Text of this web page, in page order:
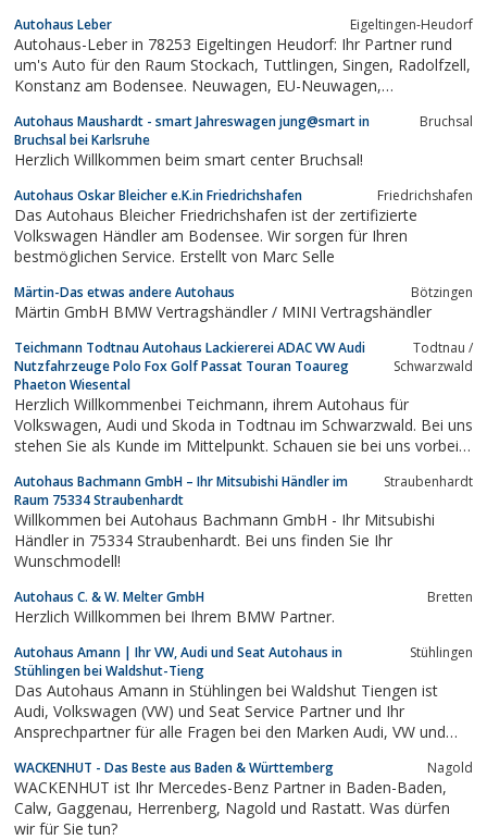
möchten mit uns Kontakt aufnehmen?
Autohaus Leber Eigeltingen-Heudorf
Autohaus-Leber in 78253 Eigeltingen Heudorf: Ihr Partner rund
um's Auto für den Raum Stockach, Tuttlingen, Singen, Radolfzell,
Konstanz am Bodensee. Neuwagen, EU-Neuwagen,
Autohaus Maushardt - smart Jahreswagen jung@smart in
Bruchsal bei Karlsruhe
Bruchsal
Herzlich Willkommen beim smart center Bruchsal!
Autohaus Oskar Bleicher e.K.in Friedrichshafen Friedrichshafen
Das Autohaus Bleicher Friedrichshafen ist der zertifizierte
Volkswagen Händler am Bodensee. Wir sorgen für Ihren
bestmöglichen Service. Erstellt von Marc Selle
Märtin-Das etwas andere Autohaus Bötzingen
Märtin GmbH BMW Vertragshändler / MINI Vertragshändler
Teichmann Todtnau Autohaus Lackiererei ADAC VW Audi
Nutzfahrzeuge Polo Fox Golf Passat Touran Toaureg
Phaeton Wiesental
Todtnau /
Schwarzwald
Herzlich Willkommenbei Teichmann, ihrem Autohaus für
Volkswagen, Audi und Skoda in Todtnau im Schwarzwald. Bei uns
stehen Sie als Kunde im Mittelpunkt. Schauen sie bei uns vorbei -
mit Rat und Tat zur Seite: von der Inspektion, über Reifen, bis
zum Kauf Ihres...
Autohaus Bachmann GmbH – Ihr Mitsubishi Händler im
Raum 75334 Straubenhardt
Straubenhardt
Willkommen bei Autohaus Bachmann GmbH - Ihr Mitsubishi
Händler in 75334 Straubenhardt. Bei uns finden Sie Ihr
Wunschmodell!
Autohaus C. & W. Melter GmbH Bretten
Herzlich Willkommen bei Ihrem BMW Partner.
Autohaus Amann | Ihr VW, Audi und Seat Autohaus in
Stühlingen bei Waldshut-Tieng
Stühlingen
Das Autohaus Amann in Stühlingen bei Waldshut Tiengen ist
Audi, Volkswagen (VW) und Seat Service Partner und Ihr
Ansprechpartner für alle Fragen bei den Marken Audi, VW und
WACKENHUT - Das Beste aus Baden & Württemberg Nagold
WACKENHUT ist Ihr Mercedes-Benz Partner in Baden-Baden,
Calw, Gaggenau, Herrenberg, Nagold und Rastatt. Was dürfen
wir für Sie tun?